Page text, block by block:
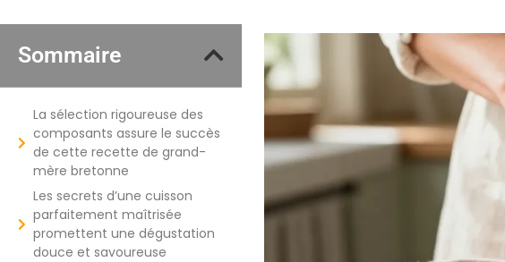
Sommaire
La sélection rigoureuse des
composants assure le succès
de cette recette de grand-
mère bretonne
Les secrets d’une cuisson
parfaitement maîtrisée
promettent une dégustation
douce et savoureuse